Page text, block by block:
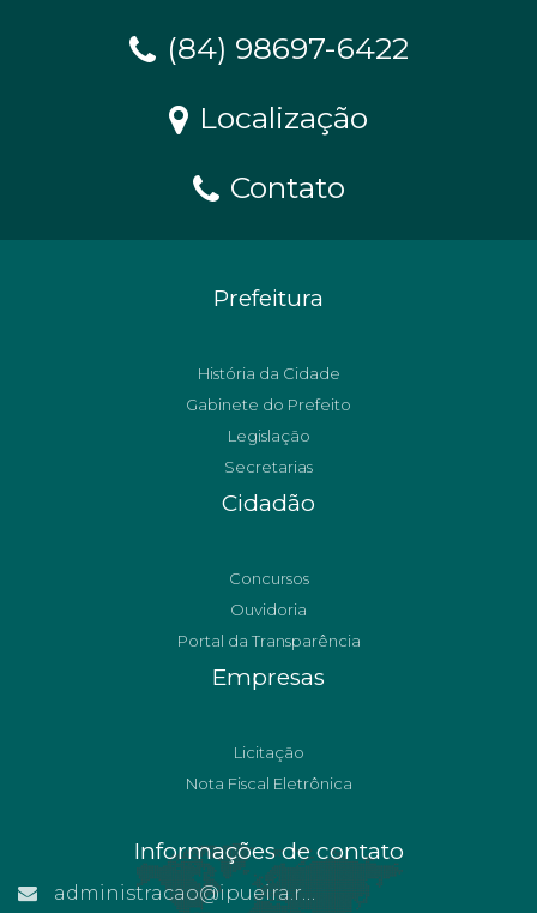
(84) 98697-6422
Localização
Contato
Prefeitura
História da Cidade
Gabinete do Prefeito
Legislação
Secretarias
Cidadão
Concursos
Ouvidoria
Portal da Transparência
Empresas
Licitação
Nota Fiscal Eletrônica
Informações de contato
administracao@ipueira.rn.gov.br